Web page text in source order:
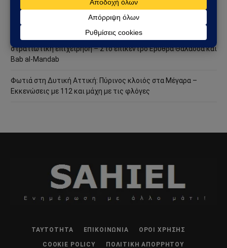
τον έλεγχο του GSI – Η Γαλλία μπαίνει δυναμικά στο
Σαουδική Αραβία – Υεμένη: Το Ριάντ προετοιμάζει μεγάλη
στρατιωτική επιχείρηση – Στο επίκεντρο Ερυθρά Θάλασσα και
Bab al-Mandab
Φωτιά στη Δυτική Αττική: Πύρινος κλοιός στα Μέγαρα –
Εκκενώσεις με 112 και μάχη με τις φλόγες
ΤΑΥΤΌΤΗΤΑ ΕΠΙΚΟΙΝΩΝΊΑ ΌΡΟΙ ΧΡΉΣΗΣ
COOKIE POLICY ΠΟΛΙΤΙΚΉ ΑΠΟΡΡΉΤΟΥ